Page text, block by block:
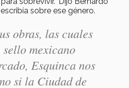
sobre ese género.
obras, las cuales
mexicano
Esquinca nos
si la Ciudad de